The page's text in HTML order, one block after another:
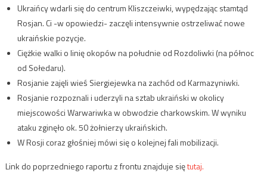
Ukraińcy wdarli się do centrum Kliszczeiwki, wypędzając stamtąd
Rosjan. Ci -w opowiedzi- zaczęli intensywnie ostrzeliwać nowe
ukraińskie pozycje.
Ciężkie walki o linię okopów na południe od Rozdoliwki (na północ
od Sołedaru).
Rosjanie zajęli wieś Siergiejewka na zachód od Karmazyniwki.
Rosjanie rozpoznali i uderzyli na sztab ukraiński w okolicy
miejscowości Warwariwka w obwodzie charkowskim. W wyniku
ataku zginęło ok. 50 żołnierzy ukraińskich.
W Rosji coraz głośniej mówi się o kolejnej fali mobilizacji.
Link do poprzedniego raportu z frontu znajduje siętutaj.